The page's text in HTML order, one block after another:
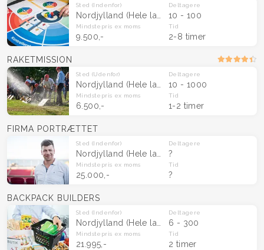
Sted (Indenfor)
Nordjylland (Hele landet)
Deltagere
10 - 100
Mindstepris ex moms
9.500,-
Tid
2-8 timer
RAKETMISSION
Sted (Udenfor)
Nordjylland (Hele landet)
Deltagere
10 - 1000
Mindstepris ex moms
6.500,-
Tid
1-2 timer
FIRMA PORTRÆTTET
Sted (Indenfor)
Nordjylland (Hele landet)
Deltagere
?
Mindstepris ex moms
25.000,-
Tid
?
BACKPACK BUILDERS
Sted (Indenfor)
Nordjylland (Hele landet)
Deltagere
6 - 300
Mindstepris ex moms
21.995,-
Tid
2 timer